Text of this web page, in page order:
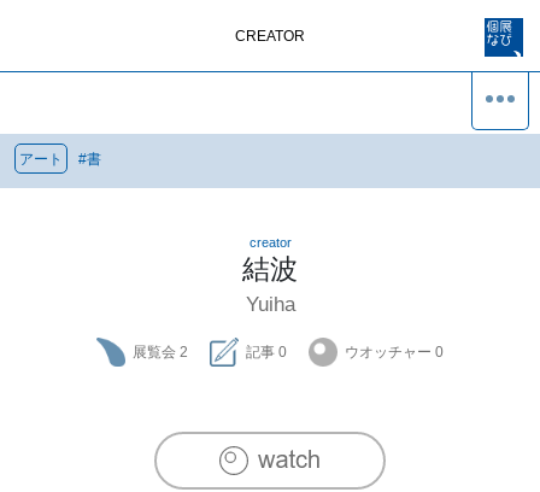
CREATOR
アート #書
creator
結波
Yuiha
展覧会 2 記事 0 ウオッチャー 0